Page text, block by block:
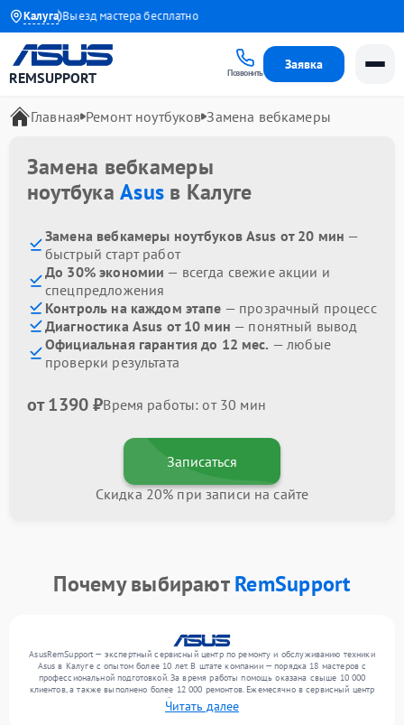
Калуга
года Выезд мастера бесплатно
REMSUPPORT Позвонить
Заявка
Главная Ремонт ноутбуков Замена вебкамеры
Замена вебкамеры
ноутбукаAsus в Калуге
Замена вебкамеры ноутбуков Asus от 20 мин —
быстрый старт работ
До 30% экономии — всегда свежие акции и
спецпредложения
Контроль на каждом этапе — прозрачный процесс
Диагностика Asus от 10 мин — понятный вывод
Официальная гарантия до 12 мес. — любые
проверки результата
от 1390 ₽Время работы: от 30 мин
Записаться
Скидка 20% при записи на сайте
Почему выбираютRemSupport
AsusRemSupport — экспертный сервисный центр по ремонту и обслуживанию техники
Asus в Калуге с опытом более 10 лет. В штате компании — порядка 18 мастеров с
профессиональной подготовкой. За время работы помощь оказана свыше 10 000
клиентов, а также выполнено более 12 000 ремонтов. Ежемесячно в сервисный центр
поступает более 300 обращений, включая , , . Мы выполняем ремонт различного
уровня сложности и предлагаем стабильный уровень сервиса благодаря
Читать далее